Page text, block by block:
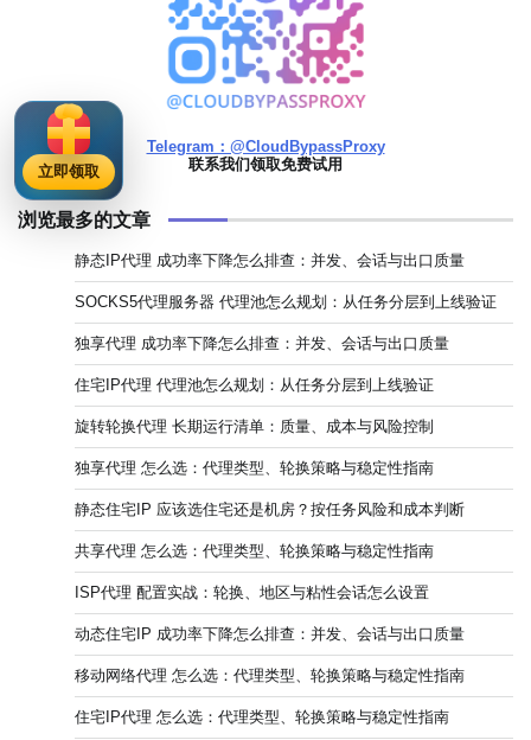
Telegram：@CloudBypassProxy
联系我们领取免费试用
浏览最多的文章
静态IP代理 成功率下降怎么排查：并发、会话与出口质量
SOCKS5代理服务器 代理池怎么规划：从任务分层到上线验证
独享代理 成功率下降怎么排查：并发、会话与出口质量
住宅IP代理 代理池怎么规划：从任务分层到上线验证
旋转轮换代理 长期运行清单：质量、成本与风险控制
独享代理 怎么选：代理类型、轮换策略与稳定性指南
静态住宅IP 应该选住宅还是机房？按任务风险和成本判断
共享代理 怎么选：代理类型、轮换策略与稳定性指南
ISP代理 配置实战：轮换、地区与粘性会话怎么设置
动态住宅IP 成功率下降怎么排查：并发、会话与出口质量
移动网络代理 怎么选：代理类型、轮换策略与稳定性指南
住宅IP代理 怎么选：代理类型、轮换策略与稳定性指南
立即领取